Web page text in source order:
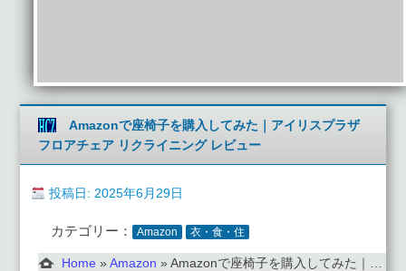
Amazonで座椅子を購入してみた｜アイリスプラザ
フロアチェア リクライニング レビュー
投稿日: 2025年6月29日
カテゴリー： Amazon 衣・食・住
Home » Amazon » Amazonで座椅子を購入してみた｜アイリスプラザ フロアチェア リクライニング レビュー